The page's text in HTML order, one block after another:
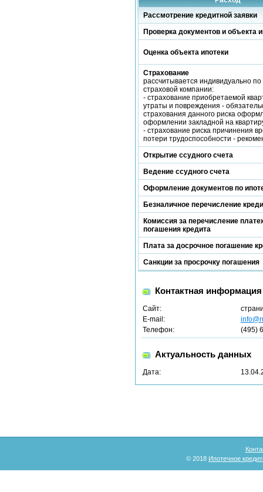
Рассмотрение кредитной заявки
Проверка документов и объекта
Оценка объекта ипотеки
Страхование
рассчитывается индивидуально
страховой компании:
- страхование приобретаемой
утраты и повреждения -
страхования данного риска
оформлении закладной на
- страхование риска причинения
потери трудоспособности -
Открытие ссудного счета
Ведение ссудного счета
Оформление документов по
Безналичное перечисление
Комиссия за перечисление
погашения кредита
Плата за досрочное погашение
Санкции за просрочку погашения
Контактная информация
Сайт:
E-mail:
Телефон:
(495)
Актуальность данных
Дата:
© 2018 Ипотечное